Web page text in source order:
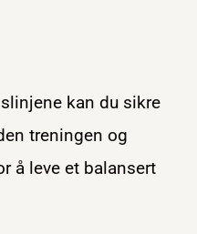
kan du sikre
treningen og
å leve et balansert